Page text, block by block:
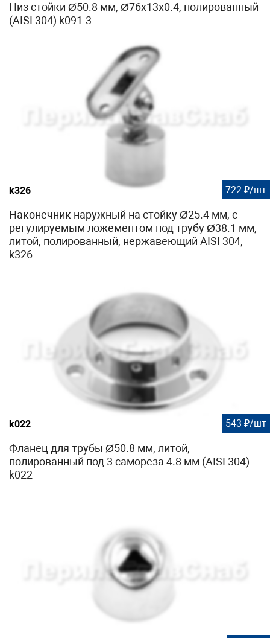
Низ стойки Ø50.8 мм, Ø76х13х0.4, полированный
(AISI 304) k091-3
k326 722 ₽/шт
Наконечник наружный на стойку Ø25.4 мм, с
регулируемым ложементом под трубу Ø38.1 мм,
литой, полированный, нержавеющий AISI 304,
k326
k022 543 ₽/шт
Фланец для трубы Ø50.8 мм, литой,
полированный под 3 самореза 4.8 мм (AISI 304)
k022